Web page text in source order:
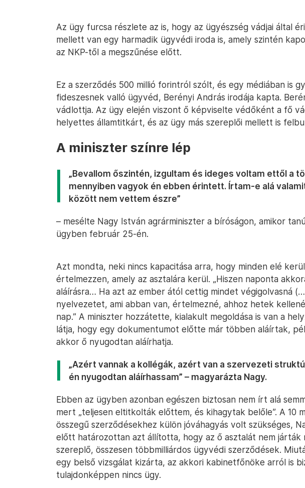
Az ügy furcsa részlete az is, hogy az ügyészség vádjai által
mellett van egy harmadik ügyvédi iroda is, amely szintén
az NKP-től a megszűnése előtt.
Ez a szerződés 500 millió forintról szólt, és egy médiában is
fideszesnek valló ügyvéd, Berényi András irodája kapta.
vádlottja. Az ügy elején viszont ő képviselte védőként a fő
helyettes államtitkárt, és az ügy más szereplői mellett is
A miniszter színre lép
„Bevallom őszintén, izgultam és ideges voltam ettől a
mennyiben vagyok én ebben érintett. Írtam-e alá
között nem vettem észre”
– mesélte Nagy István agrárminiszter a bíróságon, amikor
ügyben február 25-én.
Azt mondta, neki nincs kapacitása arra, hogy minden elé
értelmezzen, amely az asztalára kerül. „Hiszen naponta
aláírásra… Ha azt az ember ától cettig mindet végigolvasná
nyelvezetet, ami abban van, értelmezné, ahhoz hetek
nap.” A miniszter hozzátette, kialakult megoldása is van a
látja, hogy egy dokumentumot előtte már többen aláírtak,
akkor ő nyugodtan aláírhatja.
„Azért vannak a kollégák, azért van a szervezeti
én nyugodtan aláírhassam” – magyarázta Nagy.
Ebben az ügyben azonban egészen biztosan nem írt alá
mert „teljesen eltitkolták előttem, és kihagytak belőle”. A 10
összegű szerződésekhez külön jóváhagyás volt szükséges,
előtt határozottan azt állította, hogy az ő asztalát nem járták
szereplő, összesen többmilliárdos ügyvédi szerződések.
egy belső vizsgálat kizárta, az akkori kabinetfőnöke arról is
tulajdonképpen nincs ügy.